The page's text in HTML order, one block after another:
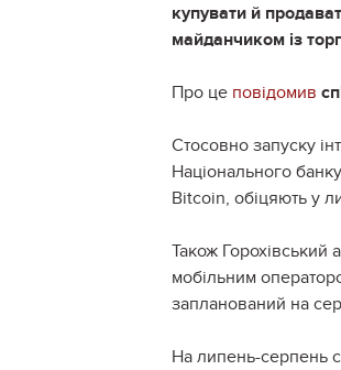
купувати й
майданчиком із
Про це повідомив
Стосовно запуску
Національного
Bitcoin, обіцяють у
Також Горохівський
мобільним
запланований на
На липень-серпень